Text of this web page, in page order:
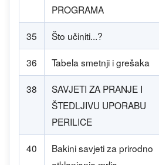
PROGRAMA
35 Što učiniti...?
36 Tabela smetnji i grešaka
38
SAVJETI ZA PRANJE I
ŠTEDLJIVU UPORABU
PERILICE
40
Bakini savjeti za prirodno